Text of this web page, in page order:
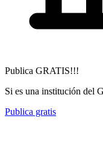
Publica GRATIS!!!
Si es una institución del
Publica gratis